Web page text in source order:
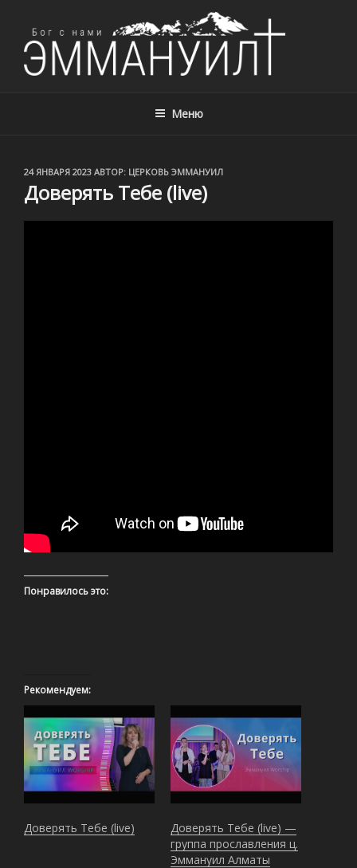
Меню
ОПУБЛИКОВАНО
24 ЯНВАРЯ 2023 АВТОР: ЦЕРКОВЬ ЭММАНУИЛ
Доверять Тебе (live)
Понравилось это:
Рекомендуем:
Доверять Тебе (live)
Доверять Тебе (live) —
группа прославления ц.
Эммануил Алматы